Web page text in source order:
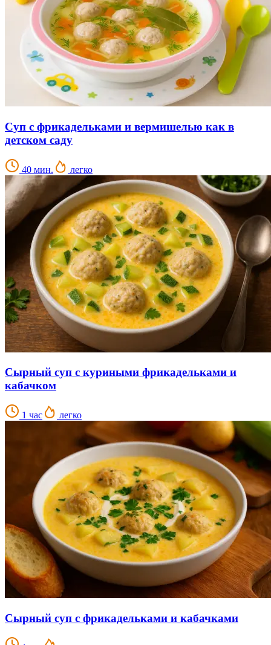
Суп с фрикадельками и вермишелью как в
детском саду
40 мин. легко
Сырный суп с куриными фрикадельками и
кабачком
1 час легко
Сырный суп с фрикадельками и кабачками